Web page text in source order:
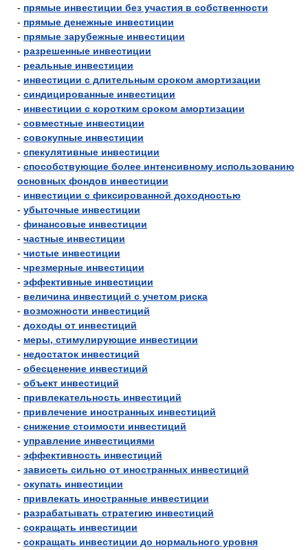
- прямые инвестиции без участия в собственности
- прямые денежные инвестиции
- прямые зарубежные инвестиции
- разрешенные инвестиции
- реальные инвестиции
- инвестиции с длительным сроком амортизации
- синдицированные инвестиции
- инвестиции с коротким сроком амортизации
- совместные инвестиции
- совокупные инвестиции
- спекулятивные инвестиции
- способствующие более интенсивному использованию
основных фондов инвестиции
- инвестиции с фиксированной доходностью
- убыточные инвестиции
- финансовые инвестиции
- частные инвестиции
- чистые инвестиции
- чрезмерные инвестиции
- эффективные инвестиции
- величина инвестиций с учетом риска
- возможности инвестиций
- доходы от инвестиций
- меры, стимулирующие инвестиции
- недостаток инвестиций
- обесценение инвестиций
- объект инвестиций
- привлекательность инвестиций
- привлечение иностранных инвестиций
- снижение стоимости инвестиций
- управление инвестициями
- эффективность инвестиций
- зависеть сильно от иностранных инвестиций
- окупать инвестиции
- привлекать иностранные инвестиции
- разрабатывать стратегию инвестиций
- сокращать инвестиции
- сокращать инвестиции до нормального уровня